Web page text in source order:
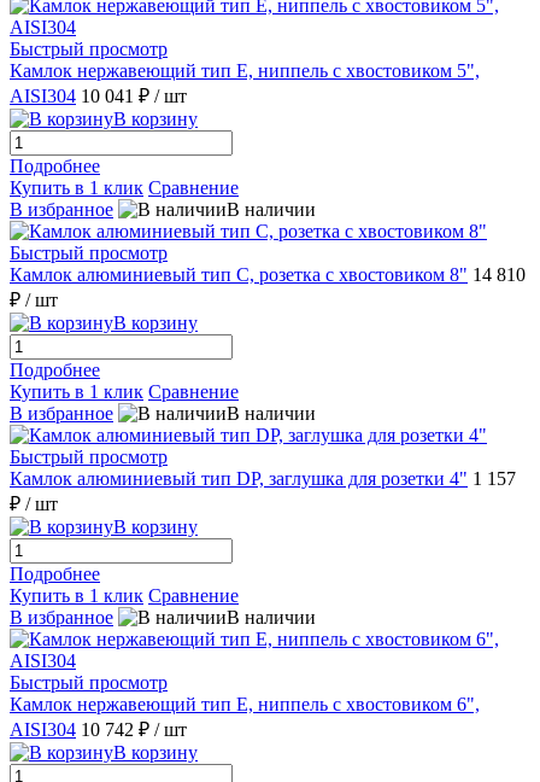
Быстрый просмотр
Камлок нержавеющий тип E, ниппель с хвостовиком 5",
AISI304 10 041 ₽ / шт
В корзину
Подробнее
Купить в 1 клик Сравнение
В избранное
В наличии
Быстрый просмотр
Камлок алюминиевый тип С, розетка с хвостовиком 8" 14 810
₽ / шт
В корзину
Подробнее
Купить в 1 клик Сравнение
В избранное
В наличии
Быстрый просмотр
Камлок алюминиевый тип DР, заглушка для розетки 4" 1 157
₽ / шт
В корзину
Подробнее
Купить в 1 клик Сравнение
В избранное
В наличии
Быстрый просмотр
Камлок нержавеющий тип E, ниппель с хвостовиком 6",
AISI304 10 742 ₽ / шт
В корзину